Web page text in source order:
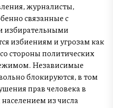
журналисты,
связанные с
избирательными
избиениям и угрозам как
стороны политических
Независимые
блокируются, в том
прав человека в
из числа